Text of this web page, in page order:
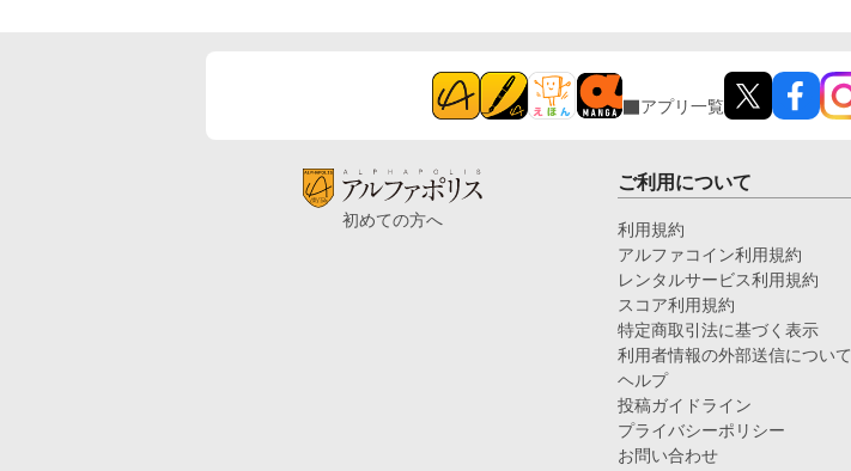
アプリ一覧
初めての方へ
ご利用について
利用規約
アルファコイン利用規約
レンタルサービス利用規約
スコア利用規約
特定商取引法に基づく表示
利用者情報の外部送信について
ヘルプ
投稿ガイドライン
プライバシーポリシー
お問い合わせ